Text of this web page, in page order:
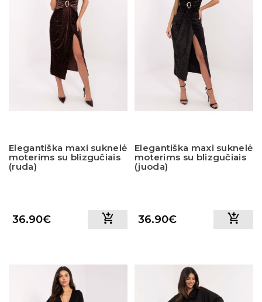
Elegantiška maxi suknelė
moterims su blizgučiais
(ruda)
36.90€
Elegantiška maxi suknelė
moterims su blizgučiais
(juoda)
36.90€